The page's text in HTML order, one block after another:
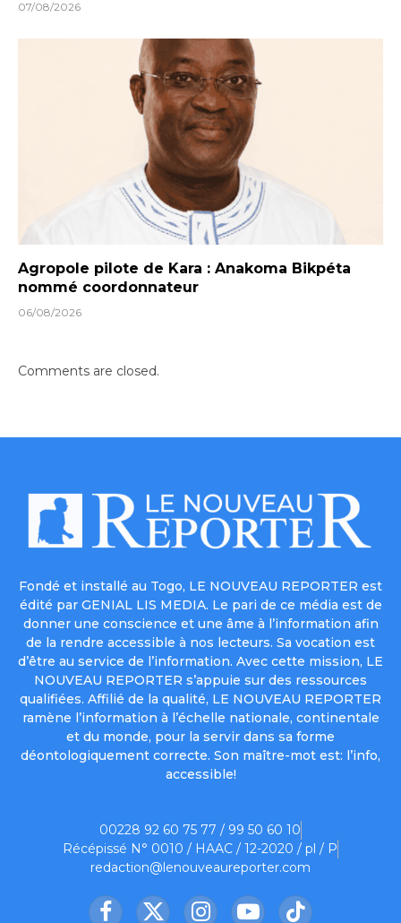
07/08/2026
Agropole pilote de Kara : Anakoma Bikpéta
nommé coordonnateur
06/08/2026
Comments are closed.
Fondé et installé au Togo, LE NOUVEAU REPORTER est
édité par GENIAL LIS MEDIA. Le pari de ce média est de
donner une conscience et une âme à l’information afin
de la rendre accessible à nos lecteurs. Sa vocation est
d’être au service de l’information. Avec cette mission, LE
NOUVEAU REPORTER s’appuie sur des ressources
qualifiées. Affilié de la qualité, LE NOUVEAU REPORTER
ramène l’information à l’échelle nationale, continentale
et du monde, pour la servir dans sa forme
déontologiquement correcte. Son maître-mot est: l’info,
accessible!
00228 92 60 75 77 / 99 50 60 10
Récépissé N° 0010 / HAAC / 12-2020 / pl / P
redaction@lenouveaureporter.com
Facebook
X InstagramYouTubeTikTok